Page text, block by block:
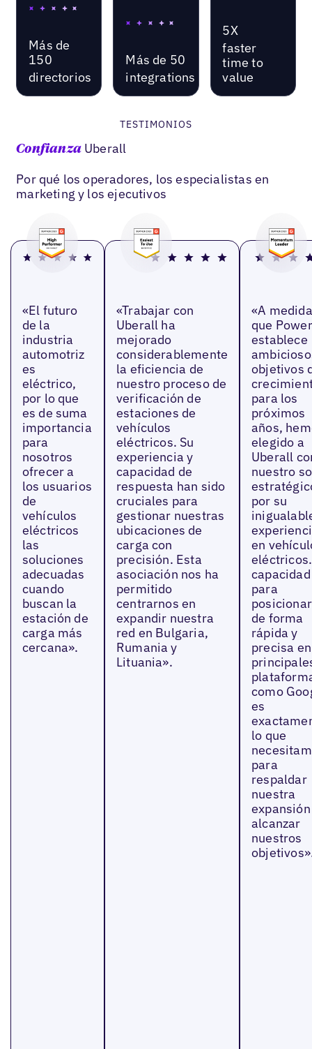
Más de
150
directorios
Más de 50
integrations
5X
faster
time to
value
TESTIMONIOS
ConfianzaUberall
Por qué los operadores, los especialistas en
marketing y los ejecutivos
«El futuro
de la
industria
automotriz
es
eléctrico,
por lo que
es de suma
importancia
para
nosotros
ofrecer a
los usuarios
de
vehículos
eléctricos
las
soluciones
adecuadas
cuando
buscan la
estación de
carga más
cercana».
«Trabajar con
Uberall ha
mejorado
considerablemente
la eficiencia de
nuestro proceso de
verificación de
estaciones de
vehículos
eléctricos. Su
experiencia y
capacidad de
respuesta han sido
cruciales para
gestionar nuestras
ubicaciones de
carga con
precisión. Esta
asociación nos ha
permitido
centrarnos en
expandir nuestra
red en Bulgaria,
Rumania y
Lituania».
«A medida
que
establece
objetivos
para los
próximos
años,
elegido a
Uberall
nuestro
por su
en
capacidad
para
de forma
rápida y
precisa
como
es
lo que
para
respaldar
nuestra
alcanzar
nuestros